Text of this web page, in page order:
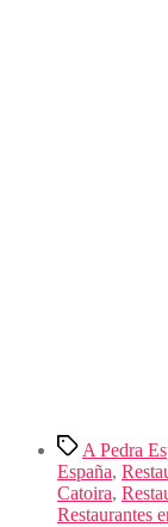
Etiquetas
A Pedra
España,
Catoira,
Restaurantes